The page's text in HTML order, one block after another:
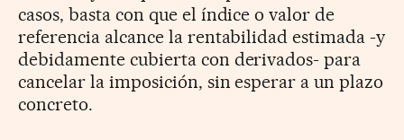
casos, basta con que el índice o valor de
referencia alcance la rentabilidad estimada -y
debidamente cubierta con derivados- para
cancelar la imposición, sin esperar a un plazo
concreto.